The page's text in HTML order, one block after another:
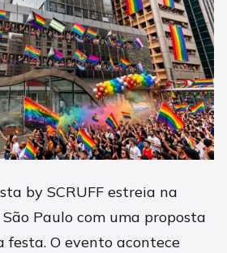
by SCRUFF estreia na
Paulo com uma proposta
festa. O evento acontece